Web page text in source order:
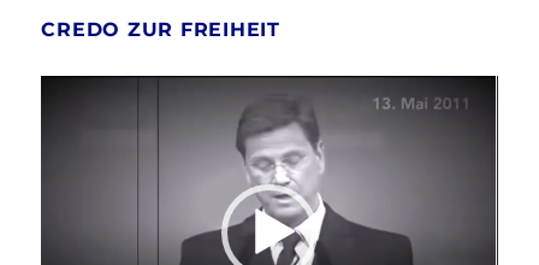
CREDO ZUR FREIHEIT